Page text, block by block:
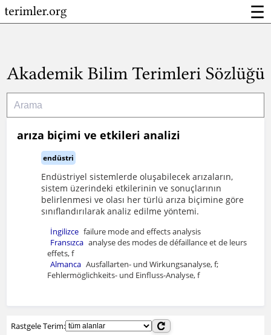
☰
arıza biçimi ve etkileri analizi
endüstri
Endüstriyel sistemlerde oluşabilecek arızaların,
sistem üzerindeki etkilerinin ve sonuçlarının
belirlenmesi ve olası her türlü arıza biçimine göre
sınıflandırılarak analiz edilme yöntemi.
İngilizce failure mode and effects analysis
Fransızca analyse des modes de défaillance et de leurs
effets, f
Almanca Ausfallarten- und Wirkungsanalyse, f;
Fehlermöglichkeits- und Einfluss-Analyse, f
Rastgele Terim: